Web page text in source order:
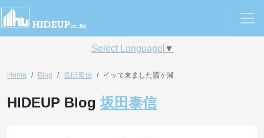
Select Language ▼
Home Blog 坂田泰信 イッて来ました霞ヶ浦
HIDEUP Blog 坂田泰信